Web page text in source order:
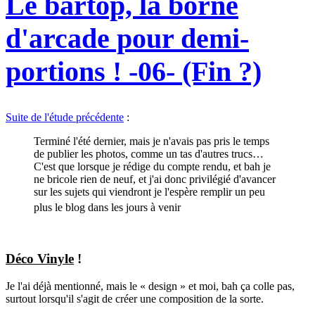
d'arcade pour demi-
portions ! -06- (Fin ?)
Suite de l'étude précédente :
Terminé l'été dernier, mais je n'avais pas pris le temps
de publier les photos, comme un tas d'autres trucs…
C'est que lorsque je rédige du compte rendu, et bah je
ne bricole rien de neuf, et j'ai donc privilégié d'avancer
sur les sujets qui viendront je l'espère remplir un peu
plus le blog dans les jours à venir
Déco Vinyle !
Je l'ai déjà mentionné, mais le « design » et moi, bah ça colle pas,
surtout lorsqu'il s'agit de créer une composition de la sorte.